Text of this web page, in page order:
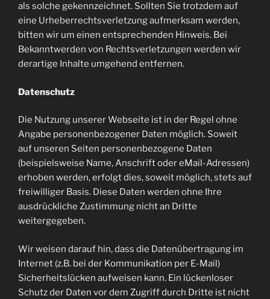
als solche gekennzeichnet. Sollten Sie trotzdem auf
eine Urheberrechtsverletzung aufmerksam werden,
bitten wir um einen entsprechenden Hinweis. Bei
Bekanntwerden von Rechtsverletzungen werden wir
derartige Inhalte umgehend entfernen.
Datenschutz
Die Nutzung unserer Webseite ist in der Regel ohne
Angabe personenbezogener Daten möglich. Soweit
auf unseren Seiten personenbezogene Daten
(beispielsweise Name, Anschrift oder eMail-Adressen)
erhoben werden, erfolgt dies, soweit möglich, stets auf
freiwilliger Basis. Diese Daten werden ohne Ihre
ausdrückliche Zustimmung nicht an Dritte
weitergegeben.
Wir weisen darauf hin, dass die Datenübertragung im
Internet (z.B. bei der Kommunikation per E-Mail)
Sicherheitslücken aufweisen kann. Ein lückenloser
Schutz der Daten vor dem Zugriff durch Dritte ist nicht